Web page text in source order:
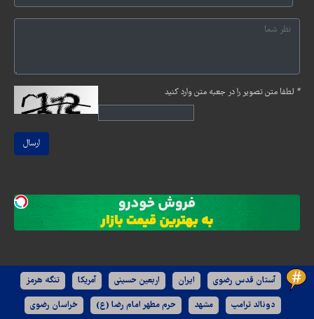
* لطفا متن تصویر را در جعبه متن وارد کنید
ارسال
آستان قدس رضوی ایران اربعین حسینی آمریکا تنگه هرمز
دونالد ترامپ مشهد حرم مطهر امام رضا (ع) خراسان رضوی